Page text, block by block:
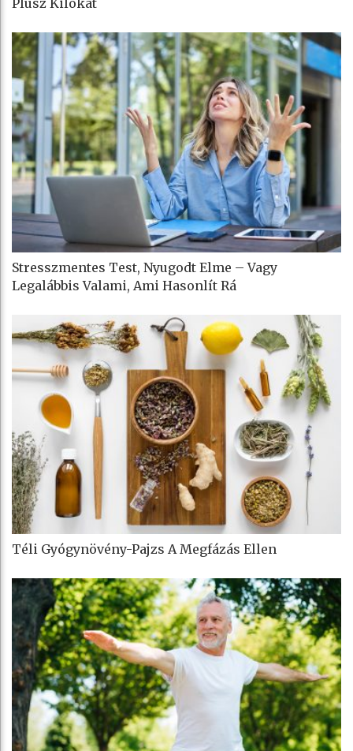
Plusz Kilókat
Stresszmentes Test, Nyugodt Elme – Vagy
Legalábbis Valami, Ami Hasonlít Rá
Téli Gyógynövény-Pajzs A Megfázás Ellen